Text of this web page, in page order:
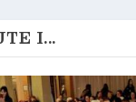
I...